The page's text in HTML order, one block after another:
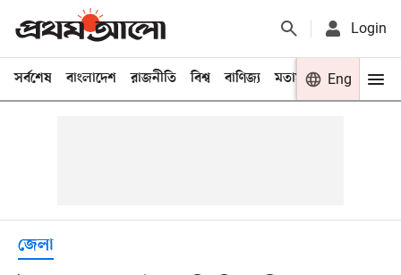
Login
সর্বশেষ বাংলাদেশ রাজনীতি বিশ্ব বাণিজ্য মতামত খেলা
Eng
জেলা